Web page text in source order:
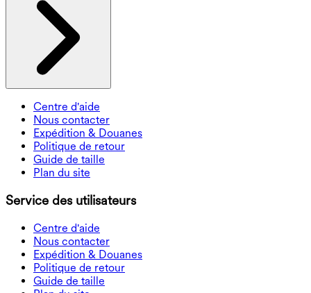
Centre d'aide
Nous contacter
Expédition & Douanes
Politique de retour
Guide de taille
Plan du site
Service des utilisateurs
Centre d'aide
Nous contacter
Expédition & Douanes
Politique de retour
Guide de taille